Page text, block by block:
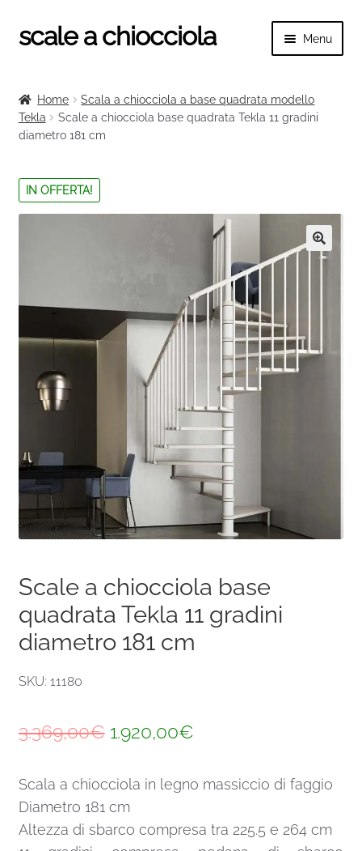
Vai
alla
Vai
al
scale a chiocciola Menu
menu
Tutte le scale
child
Ringhiere e balaustre
il
menu
child
Home
Scala a chiocciola a base quadrata modello
Tekla
Scale a chiocciola base quadrata Tekla 11 gradini
diametro 181 cm
IN OFFERTA!
🔍
Scale a chiocciola base
quadrata Tekla 11 gradini
diametro 181 cm
SKU: 11180
3.369,00€ Il
originale
era:
1.920,00€Il
attuale
Scala a chiocciola in legno massiccio di faggio
Diametro 181 cm
Altezza di sbarco compresa tra 225.5 e 264 cm